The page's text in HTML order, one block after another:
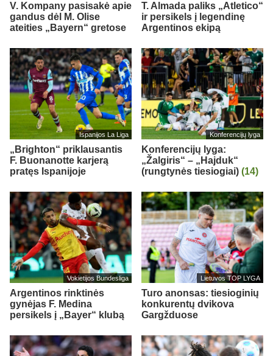
V. Kompany pasisakė apie
gandus dėl M. Olise
ateities „Bayern“ gretose
T. Almada paliks „Atletico“
ir persikels į legendinę
Argentinos ekipą
Ispanijos La Liga
„Brighton“ priklausantis
F. Buonanotte karjerą
pratęs Ispanijoje
Konferencijų lyga
Konferencijų lyga:
„Žalgiris“ – „Hajduk“
(rungtynės tiesiogiai) (14)
Vokietijos Bundesliga
Argentinos rinktinės
gynėjas F. Medina
persikels į „Bayer“ klubą
Lietuvos TOP LYGA
Turo anonsas: tiesioginių
konkurentų dvikova
Gargžduose